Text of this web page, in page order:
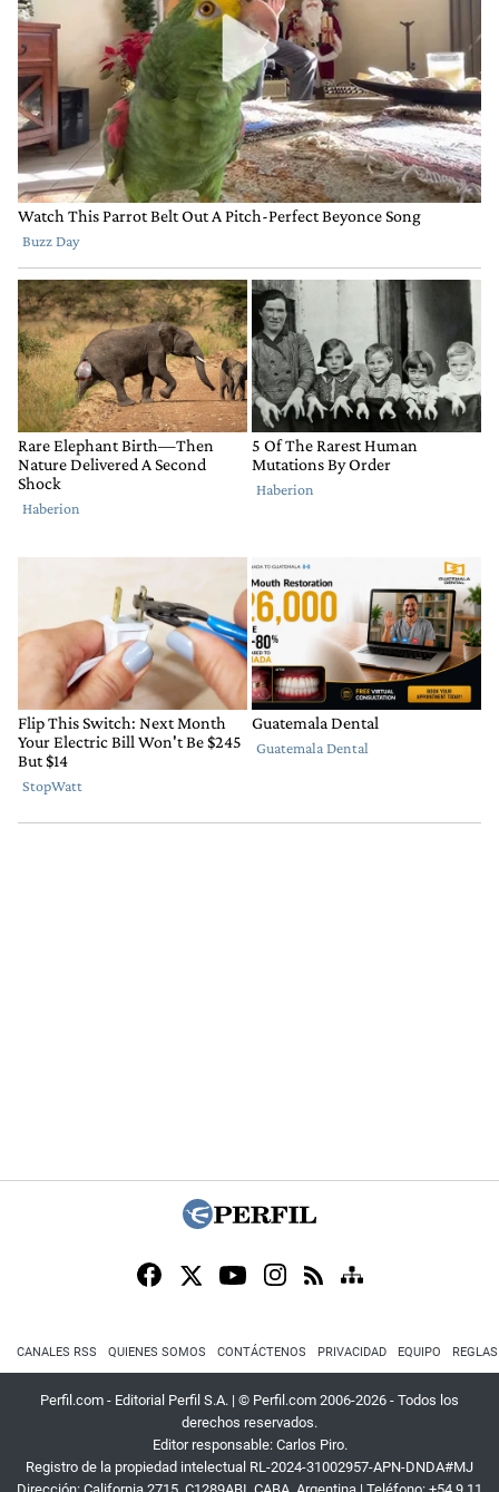
CANALES RSS QUIENES SOMOS CONTÁCTENOS PRIVACIDAD EQUIPO
Perfil.com - Editorial Perfil S.A. | © Perfil.com 2006-2026 - Todos los
derechos reservados.
Editor responsable: Carlos Piro.
Registro de la propiedad intelectual RL-2024-31002957-APN-DNDA#MJ